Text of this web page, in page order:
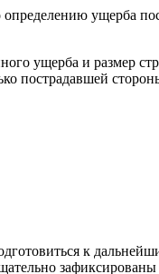
ущерба
ущерба и размер
пострадавшей
к